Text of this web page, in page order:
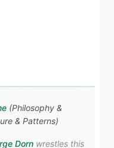
(Philosophy &
& Patterns)
Dorn wrestles this